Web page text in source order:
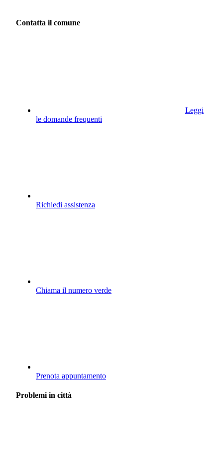
Contatta il comune
Leggi
le domande frequenti
Richiedi assistenza
Chiama il numero verde
Prenota appuntamento
Problemi in città